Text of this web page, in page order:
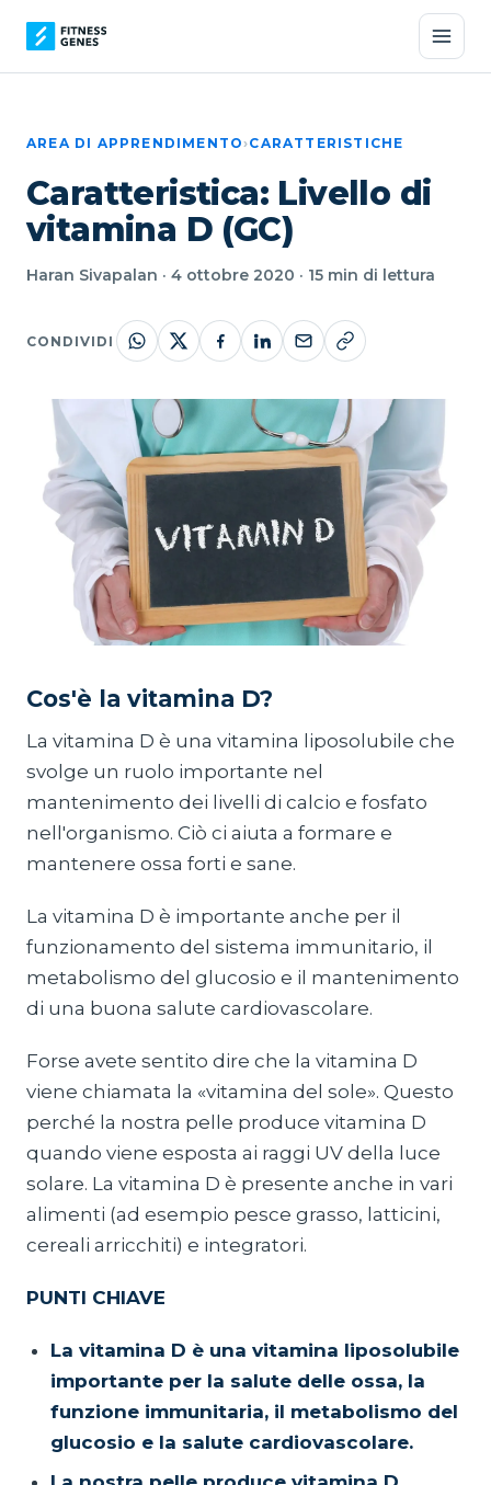
AREA DI APPRENDIMENTO›CARATTERISTICHE
Caratteristica: Livello di
vitamina D (GC)
Haran Sivapalan · 4 ottobre 2020 · 15 min di lettura
CONDIVIDI
Cos'è la vitamina D?
La vitamina D è una vitamina liposolubile che
svolge un ruolo importante nel
mantenimento dei livelli di calcio e fosfato
nell'organismo. Ciò ci aiuta a formare e
mantenere ossa forti e sane.
La vitamina D è importante anche per il
funzionamento del sistema immunitario, il
metabolismo del glucosio e il mantenimento
di una buona salute cardiovascolare.
Forse avete sentito dire che la vitamina D
viene chiamata la «vitamina del sole». Questo
perché la nostra pelle produce vitamina D
quando viene esposta ai raggi UV della luce
solare. La vitamina D è presente anche in vari
alimenti (ad esempio pesce grasso, latticini,
cereali arricchiti) e integratori.
PUNTI CHIAVE
La vitamina D è una vitamina liposolubile
importante per la salute delle ossa, la
funzione immunitaria, il metabolismo del
glucosio e la salute cardiovascolare.